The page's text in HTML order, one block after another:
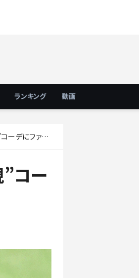
ランキング 動画
、この時期に…」
コー